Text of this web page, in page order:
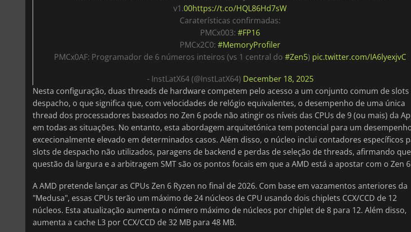
v1.00https://t.co/HQL86Hd7sW
Caraterísticas confirmadas:
PMCx003:#FP16
PMCx2C0:#MemoryProfiler
PMCx0AF: Programador de 6 números inteiros (vs 1 central do#Zen5) pic.twitter.com/IA6lyexjvC
- InstLatX64 (@InstLatX64) December 18, 2025
Nesta configuração, duas threads de hardware competem pelo acesso a um conjunto comum de slots
despacho, o que significa que, com velocidades de relógio equivalentes, o desempenho de uma única
thread dos processadores baseados no Zen 6 pode não atingir os níveis das CPUs de 9 (ou mais) da
em todas as situações. No entanto, esta abordagem arquitetónica tem potencial para um
excecionalmente elevado em determinados casos. Além disso, o núcleo inclui contadores específicos
slots de despacho não utilizados, paragens de backend e perdas de seleção de threads, afirmando
questão da largura e a arbitragem SMT são os pontos focais em que a AMD está a apostar com o Zen
A AMD pretende lançar as CPUs Zen 6 Ryzen no final de 2026. Com base em vazamentos anteriores da
"Medusa", essas CPUs terão um máximo de 24 núcleos de CPU usando dois chiplets CCX/CCD de 12
núcleos. Esta atualização aumenta o número máximo de núcleos por chiplet de 8 para 12. Além disso,
aumenta a cache L3 por CCX/CCD de 32 MB para 48 MB.